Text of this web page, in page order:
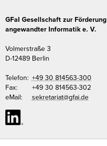
GFaI Gesellschaft zur Förderung
angewandter Informatik e. V.
Volmerstraße 3
D-12489 Berlin
Telefon: +49 30 814563-300
Fax:
+49 30 814563-302
eMail:
sekretariat@gfai.de